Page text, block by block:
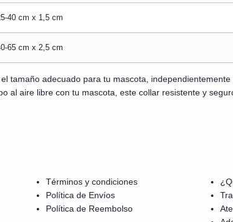
40 cm x 1,5 cm
65 cm x 2,5 cm
tamaño adecuado para tu mascota,
al aire libre con tu mascota, este collar resistente y
Términos y condiciones
Política de Envíos
Política de Reembolso